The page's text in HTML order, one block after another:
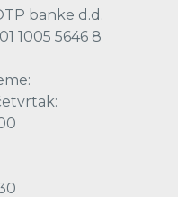
banke d.d.
1005 5646 8